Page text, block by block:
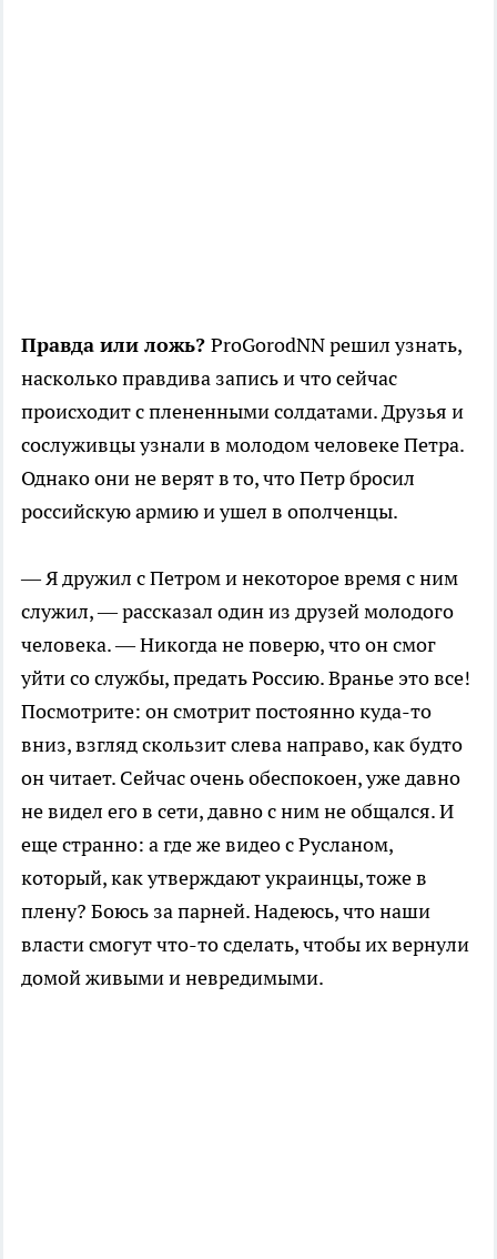
Правда или ложь? ProGorodNN решил узнать,
насколько правдива запись и что сейчас
происходит с плененными солдатами. Друзья и
сослуживцы узнали в молодом человеке Петра.
Однако они не верят в то, что Петр бросил
российскую армию и ушел в ополченцы.
— Я дружил с Петром и некоторое время с ним
служил, — рассказал один из друзей молодого
человека. — Никогда не поверю, что он смог
уйти со службы, предать Россию. Вранье это все!
Посмотрите: он смотрит постоянно куда-то
вниз, взгляд скользит слева направо, как будто
он читает. Сейчас очень обеспокоен, уже давно
не видел его в сети, давно с ним не общался. И
еще странно: а где же видео с Русланом,
который, как утверждают украинцы, тоже в
плену? Боюсь за парней. Надеюсь, что наши
власти смогут что-то сделать, чтобы их вернули
домой живыми и невредимыми.